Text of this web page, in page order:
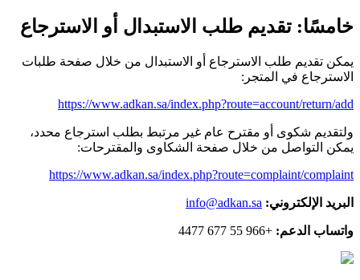
خامسًا: تقديم طلب الاستبدال أو الاسترجاع
يمكن تقديم طلب الاسترجاع أو الاستبدال من خلال صفحة طلبات
الاسترجاع في المتجر:
https://www.adkan.sa/index.php?route=account/return/add
ولتقديم شكوى أو مقترح عام غير مرتبط بطلب استرجاع محدد،
يمكن التواصل من خلال صفحة الشكاوى والمقترحات:
https://www.adkan.sa/index.php?route=complaint/complaint
البريد الإلكتروني: info@adkan.sa
واتساب الدعم: +966 55 677 4477